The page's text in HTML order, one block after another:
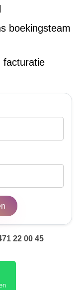
boekingsteam
facturatie
22 00 45